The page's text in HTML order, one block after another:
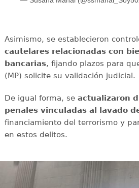
Asimismo, se establecieron
cautelares relacionadas con
bancarias, fijando plazos para
(MP) solicite su validación judicial.
De igual forma, se actualizaron
penales vinculadas al lavado
financiamiento del terrorismo y
en estos delitos.